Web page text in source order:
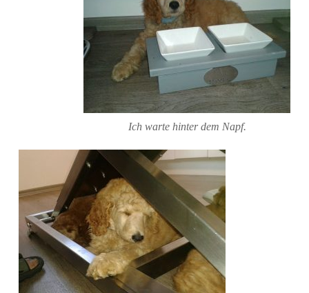
Ich warte hinter dem Napf.